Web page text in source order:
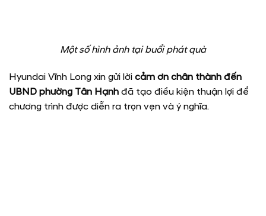
Một số hình ảnh tại buổi phát quà
Hyundai Vĩnh Long xin gửi lời cảm ơn chân thành đến
UBND phường Tân Hạnh đã tạo điều kiện thuận lợi để
chương trình được diễn ra trọn vẹn và ý nghĩa.